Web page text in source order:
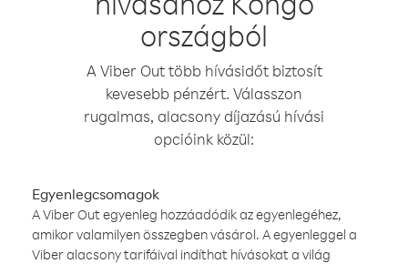
országból
A Viber Out több hívásidőt biztosít
kevesebb pénzért. Válasszon
rugalmas, alacsony díjazású hívási
opcióink közül:
Egyenlegcsomagok
A Viber Out egyenleg hozzáadódik az egyenlegéhez,
amikor valamilyen összegben vásárol. A egyenleggel a
Viber alacsony tarifáival indíthat hívásokat a világ